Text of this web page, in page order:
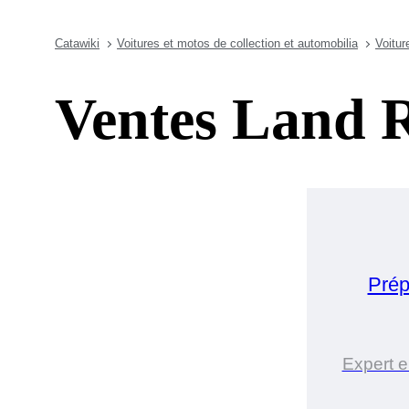
Catawiki Voitures et motos de collection et automobilia
Ventes Land
Expert